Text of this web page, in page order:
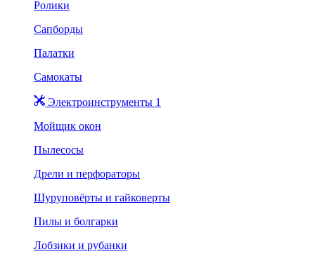
Ролики
Сапборды
Палатки
Самокаты
Электроинструменты 1
Мойщик окон
Пылесосы
Дрели и перфораторы
Шуруповёрты и гайковерты
Пилы и болгарки
Лобзики и рубанки